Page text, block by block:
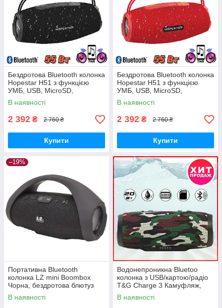
Бездротова Bluetooth колонка
Hopestar H51 з функцією
УМБ, USB, MicroSD,
вологозахист IPX6, TWS 1+1,
Black
В наявності
2 392 ₴ 2 760 ₴
Купити
Бездротова Bluetooth колонка
Hopestar H51 з функцією
УМБ, USB, MicroSD,
вологозахист IPX6, TWS 1+1,
Red
В наявності
2 392 ₴ 2 760 ₴
Купити
–19%
Портативна Bluetooth
колонка LZ mini Boombox
Чорна, бездротова блютуз
акустика, міні Bluetooth
колонка
В наявності
Водонепроникна Bluetoo
колонка з USB/картою/радіо
T&G Charge 3 Камуфляж,
мобільна блютуз колонка
В наявності